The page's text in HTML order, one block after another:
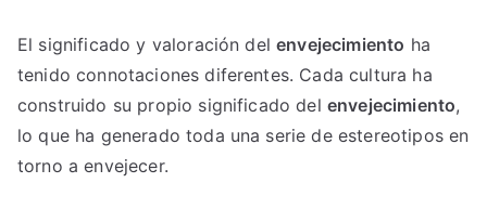
El significado y valoración delenvejecimiento ha
tenido connotaciones diferentes. Cada cultura ha
construido su propio significado del envejecimiento,
lo que ha generado toda una serie de estereotipos en
torno a envejecer.